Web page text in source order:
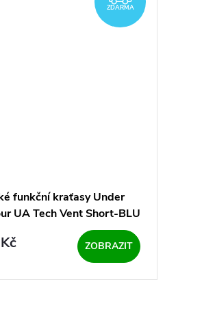
ZDARMA
funkční kraťasy Under
UA Tech Vent Short-BLU
ZOBRAZIT